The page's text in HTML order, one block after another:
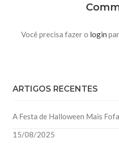
Você precisa fazer o login
ARTIGOS RECENTES
A Festa de Halloween Mais
15/08/2025